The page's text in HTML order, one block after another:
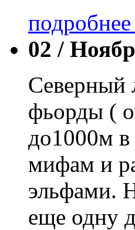
02 /
Cеверный
фьорды (
до1000м в
мифам и
эльфами.
еще одну